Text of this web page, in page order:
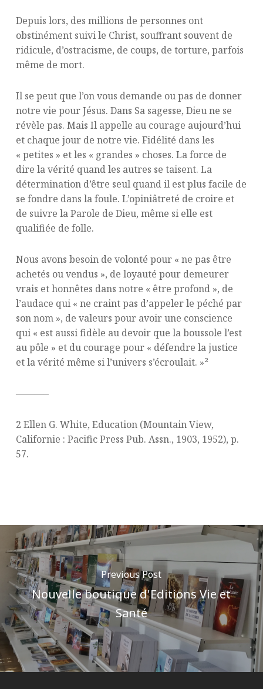
Depuis lors, des millions de personnes ont
obstinément suivi le Christ, souffrant souvent de
ridicule, d’ostracisme, de coups, de torture, parfois
même de mort.
Il se peut que l’on vous demande ou pas de donner
notre vie pour Jésus. Dans Sa sagesse, Dieu ne se
révèle pas. Mais Il appelle au courage aujourd’hui
et chaque jour de notre vie. Fidélité dans les
« petites » et les « grandes » choses. La force de
dire la vérité quand les autres se taisent. La
détermination d’être seul quand il est plus facile de
se fondre dans la foule. L’opiniâtreté de croire et
de suivre la Parole de Dieu, même si elle est
qualifiée de folle.
Nous avons besoin de volonté pour « ne pas être
achetés ou vendus », de loyauté pour demeurer
vrais et honnêtes dans notre « être profond », de
l’audace qui « ne craint pas d’appeler le péché par
son nom », de valeurs pour avoir une conscience
qui « est aussi fidèle au devoir que la boussole l’est
au pôle » et du courage pour « défendre la justice
et la vérité même si l’univers s’écroulait. »²
———–
2 Ellen G. White, Education (Mountain View,
Californie : Pacific Press Pub. Assn., 1903, 1952), p.
57.
Previous Post
Nouvelle boutique d'Editions Vie et
Santé